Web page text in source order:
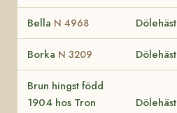
Bella N 4968 Dölehäst
Borka N 3209 Dölehäst
Brun hingst född
1904 hos Tron
Dölehäst